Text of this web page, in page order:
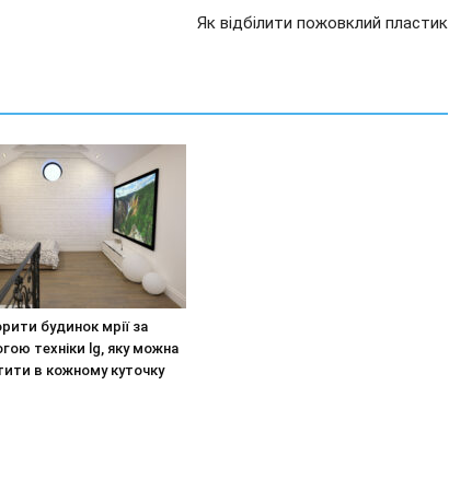
Як відбілити пожовклий пластик
будинок мрії за
техніки lg, яку можна
в кожному куточку